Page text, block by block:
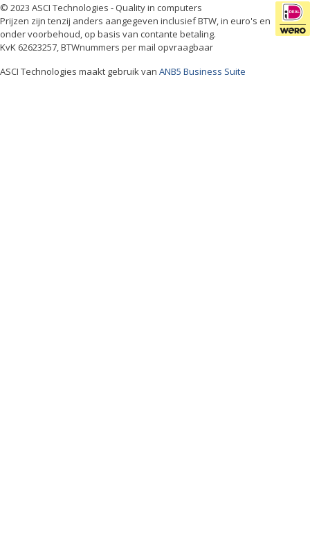
© 2023 ASCI Technologies - Quality in computers
Prijzen zijn tenzij anders aangegeven inclusief BTW, in euro's en
onder voorbehoud, op basis van contante betaling.
KvK 62623257, BTWnummers per mail opvraagbaar
ASCI Technologies maakt gebruik van ANB5 Business Suite